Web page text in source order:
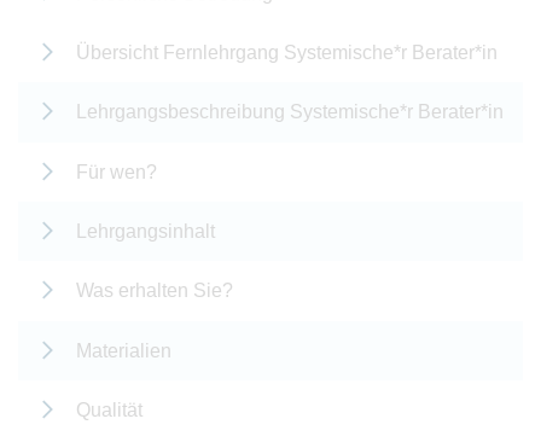
Übersicht Fernlehrgang Systemische*r Berater*in
Lehrgangsbeschreibung Systemische*r Berater*in
Für wen?
Lehrgangsinhalt
Was erhalten Sie?
Materialien
Qualität